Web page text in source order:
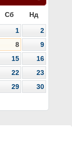
Сб Нд
1
2
8
9
15
16
22
23
29
30